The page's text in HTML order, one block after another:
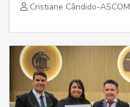
Cristiane Cândido-ASCOM